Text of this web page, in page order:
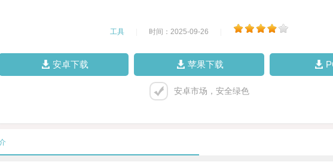
工具 时间：2025-09-26
安卓下载 苹果下载
安卓市场，安全绿色